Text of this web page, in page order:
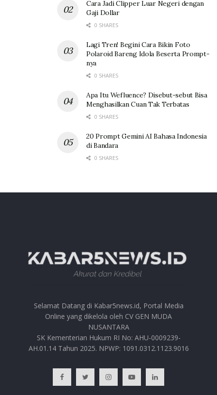
Cara Jadi Clipper Luar Negeri dengan
Gaji Dollar
0 SHARES
Lagi Tren! Begini Cara Bikin Foto
Polaroid Bareng Idola Beserta Prompt-
nya
0 SHARES
Apa Itu Wefluence? Disebut-sebut Bisa
Menghasilkan Cuan Tak Terbatas
0 SHARES
20 Prompt Gemini AI Bahasa Indonesia
di Bandara
0 SHARES
Selamat Datang di Kabar5news.id, Portal Media
Online yang dikelola oleh CV GEN MUDA
NUSANTARA
SK Kementerian Hukum RI No: AHU-0009239-
AH.01.14 Tahun 2025. NPWP: 1091.0312.1123.9016